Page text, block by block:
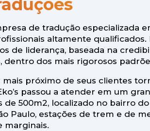
de tradução especializada
altamente qualificados.
de liderança, baseada na
dentro dos mais rigorosos
mais próximo de seus clientes
passou a atender em um
de 500m2, localizado no bairro
Paulo, estações de trem e de
marginais.